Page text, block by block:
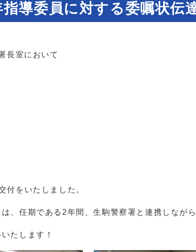
指導委員に対する委嘱状伝
長室において
付をいたしました。
、任期である2年間、生駒警察署と連携しなが
たします！